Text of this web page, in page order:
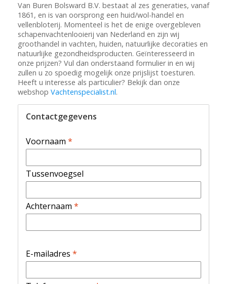
Van Buren Bolsward B.V. bestaat al zes generaties, vanaf
1861, en is van oorsprong een huid/wol-handel en
vellenbloterij. Momenteel is het de enige overgebleven
schapenvachtenlooierij van Nederland en zijn wij
groothandel in vachten, huiden, natuurlijke decoraties en
natuurlijke gezondheidsproducten. Geïnteresseerd in
onze prijzen? Vul dan onderstaand formulier in en wij
zullen u zo spoedig mogelijk onze prijslijst toesturen.
Heeft u interesse als particulier? Bekijk dan onze
webshop Vachtenspecialist.nl.
Contactgegevens
Voornaam *
Tussenvoegsel
Achternaam *
E-mailadres *